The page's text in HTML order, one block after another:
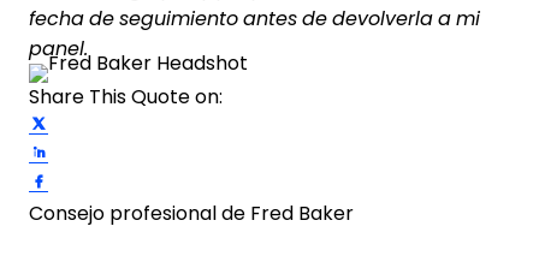
fecha de seguimiento antes de devolverla a mi
panel.
Share This Quote on:
Consejo profesional de Fred Baker